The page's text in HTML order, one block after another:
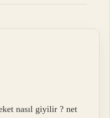
nasıl giyilir ? net